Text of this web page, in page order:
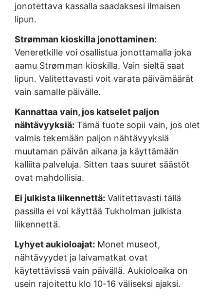
jonotettava kassalla saadaksesi ilmaisen
lipun.
Strømman kioskilla jonottaminen:
Veneretkille voi osallistua jonottamalla joka
aamu Strømman kioskilla. Vain sieltä saat
lipun. Valitettavasti voit varata päivämäärät
vain samalle päivälle.
Kannattaa vain, jos katselet paljon
nähtävyyksiä: Tämä tuote sopii vain, jos olet
valmis tekemään paljon nähtävyyksiä
muutaman päivän aikana ja käyttämään
kalliita palveluja. Sitten taas suuret säästöt
ovat mahdollisia.
Ei julkista liikennettä: Valitettavasti tällä
passilla ei voi käyttää Tukholman julkista
liikennettä.
Lyhyet aukioloajat: Monet museot,
nähtävyydet ja laivamatkat ovat
käytettävissä vain päivällä. Aukioloaika on
usein rajoitettu klo 10-16 väliseksi ajaksi.